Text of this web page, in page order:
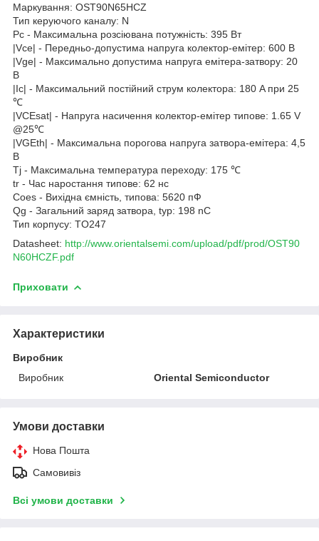
Маркування: OST90N65HCZ
Тип керуючого каналу: N
Pc - Максимальна розсіювана потужність: 395 Вт
|Vce| - Передньо-допустима напруга колектор-емітер: 600 В
|Vge| - Максимально допустима напруга емітера-затвору: 20
В
|Ic| - Максимальний постійний струм колектора: 180 A при 25
℃
|VCEsat| - Напруга насичення колектор-емітер типове: 1.65 V
@25℃
|VGEth| - Максимальна порогова напруга затвора-емітера: 4,5
В
Tj - Максимальна температура переходу: 175 ℃
tr - Час наростання типове: 62 нс
Coes - Вихідна ємність, типова: 5620 пФ
Qg - Загальний заряд затвора, typ: 198 nC
Тип корпусу: TO247
Datasheet: http://www.orientalsemi.com/upload/pdf/prod/OST90
N60HCZF.pdf
Приховати
Характеристики
Виробник
Виробник
Oriental Semiconductor
Умови доставки
Нова Пошта
Самовивіз
Всі умови доставки